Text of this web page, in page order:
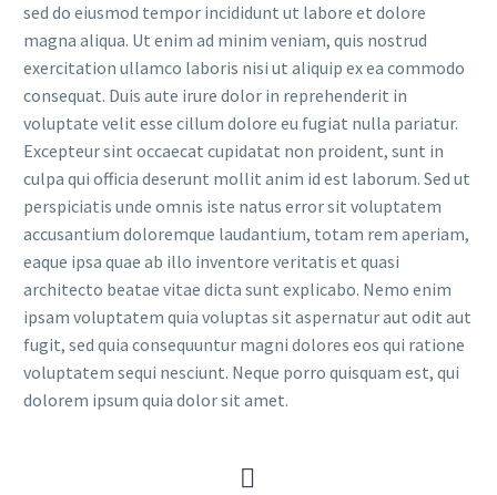
sed do eiusmod tempor incididunt ut labore et dolore
magna aliqua. Ut enim ad minim veniam, quis nostrud
exercitation ullamco laboris nisi ut aliquip ex ea commodo
consequat. Duis aute irure dolor in reprehenderit in
voluptate velit esse cillum dolore eu fugiat nulla pariatur.
Excepteur sint occaecat cupidatat non proident, sunt in
culpa qui officia deserunt mollit anim id est laborum. Sed ut
perspiciatis unde omnis iste natus error sit voluptatem
accusantium doloremque laudantium, totam rem aperiam,
eaque ipsa quae ab illo inventore veritatis et quasi
architecto beatae vitae dicta sunt explicabo. Nemo enim
ipsam voluptatem quia voluptas sit aspernatur aut odit aut
fugit, sed quia consequuntur magni dolores eos qui ratione
voluptatem sequi nesciunt. Neque porro quisquam est, qui
dolorem ipsum quia dolor sit amet.

